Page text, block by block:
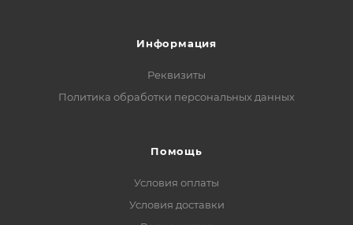
Информация
Реквизиты
Политика обработки персональных данных
Помощь
Условия оплаты
Условия доставки